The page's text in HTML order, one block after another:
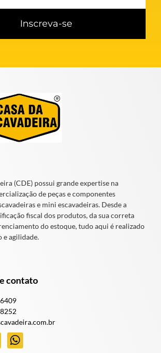
Inscreva-se
(CDE) possui grande expertise na
de peças e componentes
e mini escavadeiras. Desde a
fiscal dos produtos, da sua correta
do estoque, tudo aqui é realizado
e agilidade.
contato